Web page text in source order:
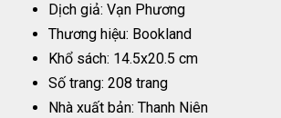
Dịch giả: Vạn Phương
Thương hiệu: Bookland
Khổ sách: 14.5x20.5 cm
Số trang: 208 trang
Nhà xuất bản: Thanh Niên